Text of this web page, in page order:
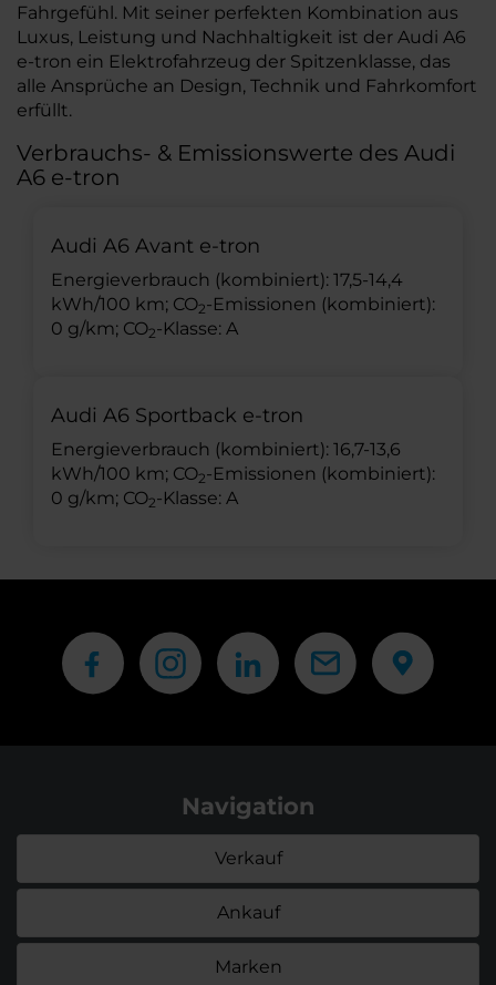
Fahrgefühl. Mit seiner perfekten Kombination aus
Luxus, Leistung und Nachhaltigkeit ist der Audi A6
e-tron ein Elektrofahrzeug der Spitzenklasse, das
alle Ansprüche an Design, Technik und Fahrkomfort
erfüllt.
Verbrauchs- & Emissionswerte des Audi
A6 e-tron
Audi A6 Avant e-tron
Energieverbrauch (kombiniert): 17,5-14,4
kWh/100 km; CO2-Emissionen (kombiniert):
0 g/km; CO2-Klasse: A
Audi A6 Sportback e-tron
Energieverbrauch (kombiniert): 16,7-13,6
kWh/100 km; CO2-Emissionen (kombiniert):
0 g/km; CO2-Klasse: A
Navigation
Verkauf
Ankauf
Marken